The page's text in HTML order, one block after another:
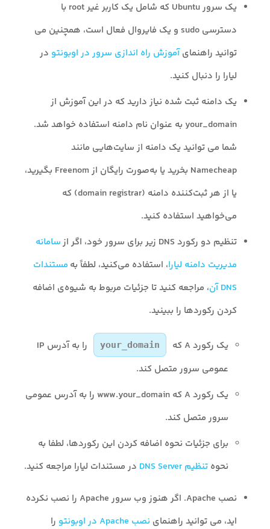
یک سرور Ubuntu که شامل یک کاربر غیر root با
دسترسی sudo و یک فایروال فعال است، همچنین می
توانید راهنمایآموزش راه اندازی سرور در اوبونتو در
لیارا را دنبال کنید.
یک دامنه ثبت شده نیاز دارید که در این آموزش از
your_domain به عنوان نام دامنه استفاده خواهد شد.
شما می توانید یک دامنه از سایت‌هایی مانند
Namecheap بخرید یا به‌صورت رایگان از Freenom بگیرید،
یا از هر ثبت‌کننده دامنه (domain registrar) که
می‌خواهید استفاده کنید.
تنظیم دو رکورد DNS زیر برای سرور خود، اگر از
سامانه
مدیریت دامنه لیارا، استفاده می‌کنید، لطفاً به مستندات
DNS آن
، مراجعه کنید تا جزئیات مربوط به شیوه‌ی اضافه
کردن رکوردها را ببینید.
یک رکورد A که your_domain
را به آدرس IP
عمومی سرور متصل کند.
یک رکورد A که www.your_domain را به آدرس عمومی
سرور متصل کند.
برای جزئیات نحوه اضافه کردن این رکوردها، لطفا به
نحوه تنظیم DNS Server در مستندات لیارا مراجعه کنید.
نصب Apache. اگر هنوز وب سرور Apache را نصب نکرده
اید، می توانید راهنمای نصب Apache در اوبونتو
را